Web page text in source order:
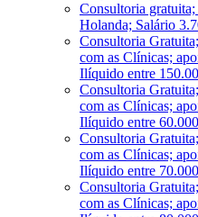
Consultoria
Holanda; Salário
Consultoria
com as Clínicas;
Ilíquido entre
Consultoria
com as Clínicas;
Ilíquido entre
Consultoria
com as Clínicas;
Ilíquido entre
Consultoria
com as Clínicas;